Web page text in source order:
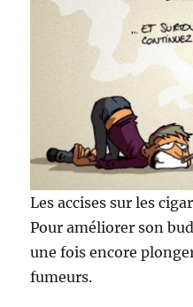
Les accises sur les
Pour améliorer son
une fois encore
fumeurs.